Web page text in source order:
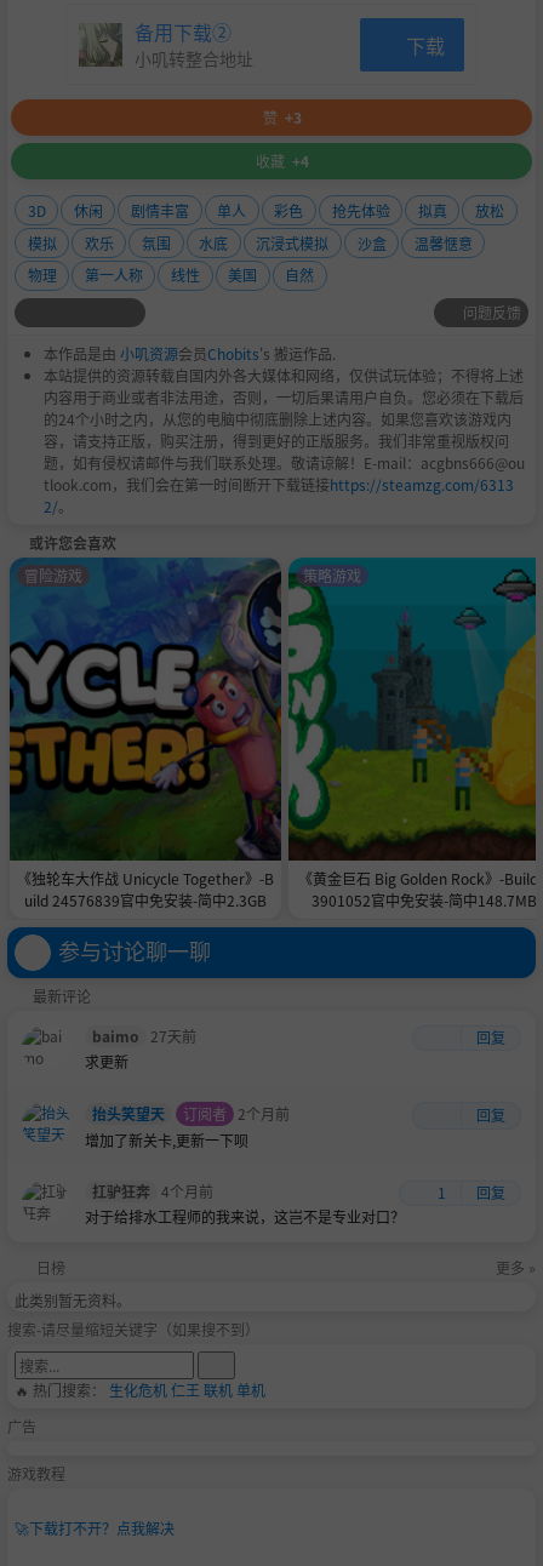
备用下载②
小叽转整合地址 下载
赞 +3
收藏 +4
3D 休闲 剧情丰富 单人 彩色 抢先体验 拟真
放松
模拟
欢乐 氛围 水底 沉浸式模拟 沙盒
温馨惬意
物理
第一人称 线性 美国
自然
问题反馈
本作品是由 小叽资源会员Chobits's 搬运作品.
本站提供的资源转载自国内外各大媒体和网络，仅供试玩体验；不得将上述
内容用于商业或者非法用途，否则，一切后果请用户自负。您必须在下载后
的24个小时之内，从您的电脑中彻底删除上述内容。如果您喜欢该游戏内
容，请支持正版，购买注册，得到更好的正版服务。我们非常重视版权问
题，如有侵权请邮件与我们联系处理。敬请谅解！E-mail：acgbns666@ou
tlook.com，我们会在第一时间断开下载链接https://steamzg.com/6313
2/。
或许您会喜欢
《独轮车大作战 Unicycle Together》-B
uild 24576839官中免安装-简中2.3GB
冒险游戏
《黄金巨石 Big Golden Rock》-Build
3901052官中免安装-简中148.7MB
策略游戏
参与讨论聊一聊
最新评论
baimo
27天前
回复
求更新
抬头笑望天 订阅者 2个月前
回复
增加了新关卡,更新一下呗
扛驴狂奔 4个月前 1
回复
对于给排水工程师的我来说，这岂不是专业对口？
日榜
更多 »
此类别暂无资料。
搜索-请尽量缩短关键字（如果搜不到）
🔥 热门搜索： 生化危机仁王 联机单机
广告
游戏教程
🚀下载打不开？点我解决